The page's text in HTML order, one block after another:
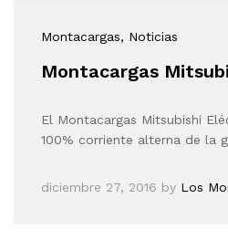
Montacargas, Noticias
Montacargas
El Montacargas Mitsubishi
100% corriente alterna de la
diciembre 27, 2016 by Los